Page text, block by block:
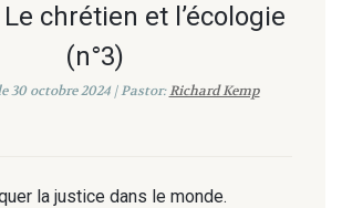
chrétien et l’écologie
(n°3)
30 octobre 2024 | Pastor:Richard Kemp
la justice dans le monde.